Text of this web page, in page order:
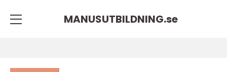
MANUSUTBILDNING.se